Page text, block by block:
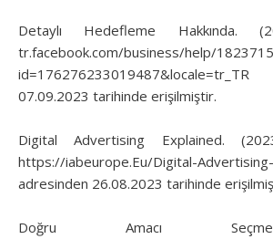
Detaylı Hedefleme Hakkında.
tr.facebook.com/business/help/
07.09.2023 tarihinde erişilmiştir.
Digital Advertising Explained.
https://iabeurope.Eu/Digital-
adresinden 26.08.2023 tarihinde
Doğru Amacı